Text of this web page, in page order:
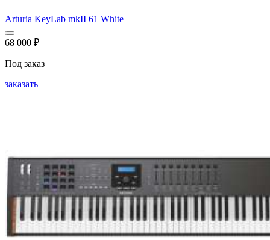
Arturia KeyLab mkII 61 White
68 000 ₽
Под заказ
заказать